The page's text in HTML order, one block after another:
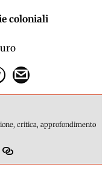
coloniali
critica, approfondimento